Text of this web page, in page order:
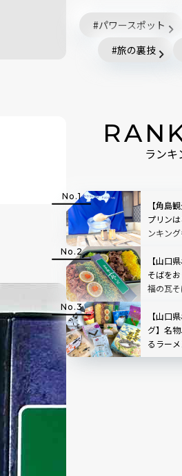
パワースポット
旅の裏技
ランキ
【角島
プリン
ンキン
【山口
そばを
福の瓦
【山口
グ】名
るラー
空港や